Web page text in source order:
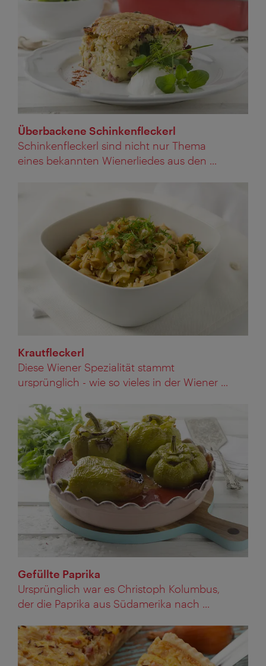
Überbackene Schinkenfleckerl
Schinkenfleckerl sind nicht nur Thema
eines bekannten Wienerliedes aus den ...
Krautfleckerl
Diese Wiener Spezialität stammt
ursprünglich - wie so vieles in der Wiener ...
Gefüllte Paprika
Ursprünglich war es Christoph Kolumbus,
der die Paprika aus Südamerika nach ...